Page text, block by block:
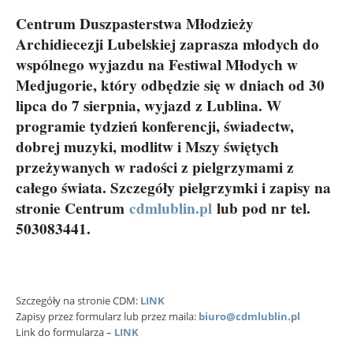
Centrum Duszpasterstwa Młodzieży
Archidiecezji Lubelskiej zaprasza młodych do
wspólnego wyjazdu na Festiwal Młodych w
Medjugorie, który odbędzie się w dniach od 30
lipca do 7 sierpnia, wyjazd z Lublina. W
programie tydzień konferencji, świadectw,
dobrej muzyki, modlitw i Mszy świętych
przeżywanych w radości z pielgrzymami z
całego świata. Szczegóły pielgrzymki i zapisy na
stronie Centrum cdmlublin.pl lub pod nr tel.
503083441.
Szczegóły na stronie CDM: LINK
Zapisy przez formularz lub przez maila: biuro@cdmlublin.pl
Link do formularza – LINK